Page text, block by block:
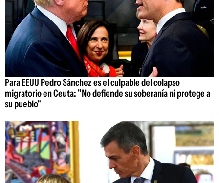
Para EEUU Pedro Sánchez es el culpable del colapso
migratorio en Ceuta: "No defiende su soberanía ni protege a
su pueblo"